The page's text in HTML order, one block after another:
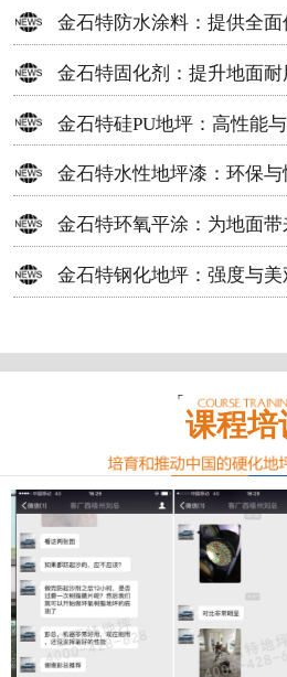
方案
金石特防水涂料：提供全
金石特固化剂：提升地面
金石特硅PU地坪：高性能
金石特水性地坪漆：环保
金石特环氧平涂：为地面
金石特钢化地坪：强度与
课程培